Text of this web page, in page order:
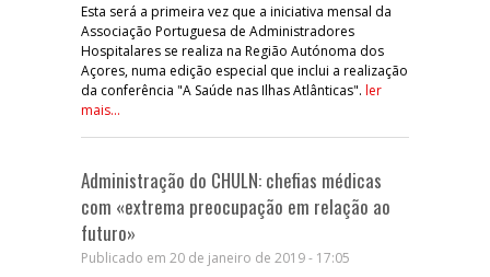
Esta será a primeira vez que a iniciativa mensal da
Associação Portuguesa de Administradores
Hospitalares se realiza na Região Autónoma dos
Açores, numa edição especial que inclui a realização
da conferência "A Saúde nas Ilhas Atlânticas". ler
mais...
Administração do CHULN: chefias médicas
com «extrema preocupação em relação ao
futuro»
Publicado em 20 de janeiro de 2019 - 17:05